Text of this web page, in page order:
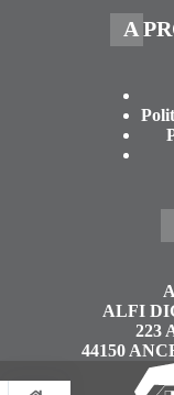
A
ALFI
223
44150